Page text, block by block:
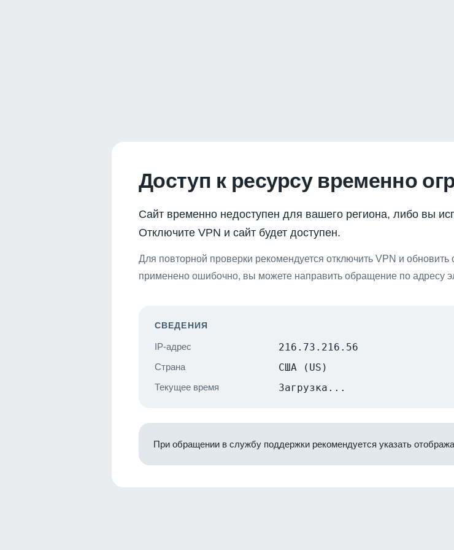
Доступ к ресурсу временно
Сайт временно недоступен для вашего региона, либо вы
Отключите VPN и сайт будет доступен.
Для повторной проверки рекомендуется отключить VPN и
применено ошибочно, вы можете направить обращение по адресу
СВЕДЕНИЯ
IP-адрес 216.73.216.56
Страна США (US)
Текущее время Загрузка...
При обращении в службу поддержки рекомендуется указать